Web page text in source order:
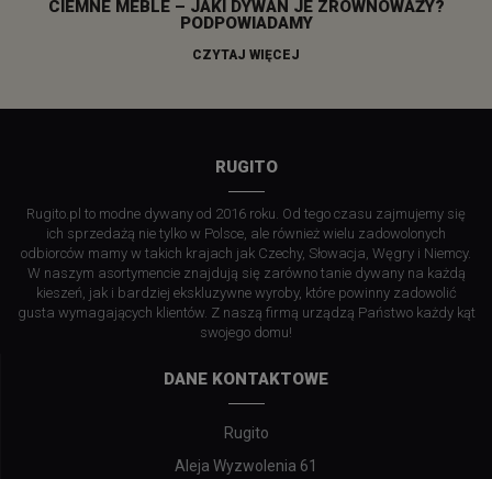
CIEMNE MEBLE – JAKI DYWAN JE ZRÓWNOWAŻY?
PODPOWIADAMY
CZYTAJ WIĘCEJ
RUGITO
Rugito.pl to modne dywany od 2016 roku. Od tego czasu zajmujemy się
ich sprzedażą nie tylko w Polsce, ale również wielu zadowolonych
odbiorców mamy w takich krajach jak Czechy, Słowacja, Węgry i Niemcy.
W naszym asortymencie znajdują się zarówno tanie dywany na każdą
kieszeń, jak i bardziej ekskluzywne wyroby, które powinny zadowolić
gusta wymagających klientów. Z naszą firmą urządzą Państwo każdy kąt
swojego domu!
DANE KONTAKTOWE
Rugito
Aleja Wyzwolenia 61